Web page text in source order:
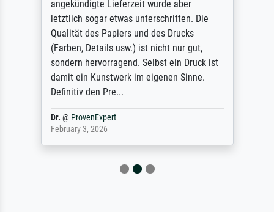
angekündigte Lieferzeit wurde aber
letztlich sogar etwas unterschritten. Die
Qualität des Papiers und des Drucks
(Farben, Details usw.) ist nicht nur gut,
sondern hervorragend. Selbst ein Druck ist
damit ein Kunstwerk im eigenen Sinne.
Definitiv den Pre...
Dr. @ ProvenExpert
February 3, 2026